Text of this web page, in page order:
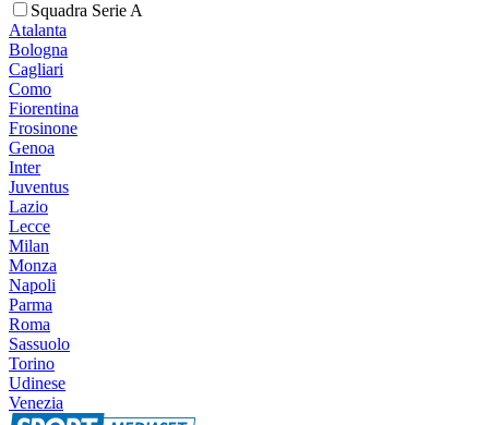
Squadra Serie A
Atalanta
Bologna
Cagliari
Como
Fiorentina
Frosinone
Genoa
Inter
Juventus
Lazio
Lecce
Milan
Monza
Napoli
Parma
Roma
Sassuolo
Torino
Udinese
Venezia